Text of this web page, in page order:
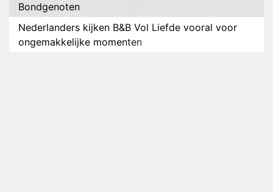
Bondgenoten
Nederlanders kijken B&B Vol Liefde vooral voor
ongemakkelijke momenten